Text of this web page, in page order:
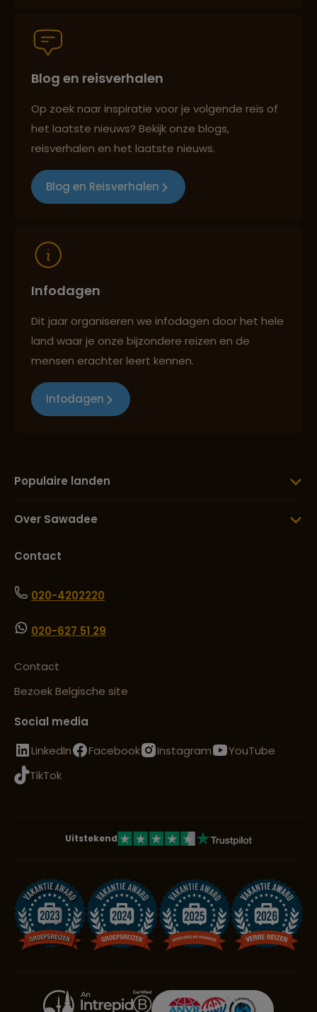
Best beoordeelde reisroutes
Reizen met oog voor mens, cultuur en milieu
Blog en reisverhalen
Op zoek naar inspiratie voor je volgende reis of
het laatste nieuws? Bekijk onze blogs,
reisverhalen en het laatste nieuws.
Blog en Reisverhalen
Infodagen
Dit jaar organiseren we infodagen door het hele
land waar je onze bijzondere reizen en de
mensen erachter leert kennen.
Infodagen
Populaire landen
Over Sawadee
Contact
020-4202220
020-627 51 29
Contact
Bezoek Belgische site
Social media
LinkedIn
Facebook Instagram
YouTube
TikTok
Uitstekend